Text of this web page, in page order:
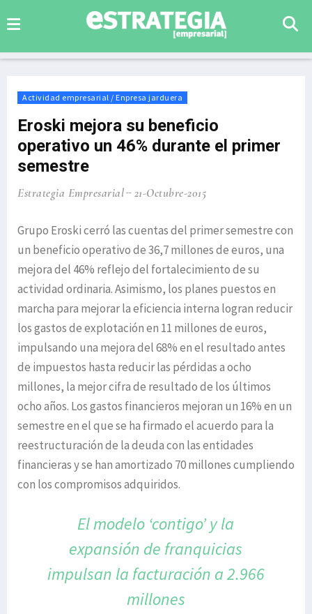
Actividad empresarial / Enpresa jarduera
Eroski mejora su beneficio
operativo un 46% durante el primer
semestre
Estrategia Empresarial 21-Octubre-2015
Grupo Eroski cerró las cuentas del primer semestre con
un beneficio operativo de 36,7 millones de euros, una
mejora del 46% reflejo del fortalecimiento de su
actividad ordinaria. Asimismo, los planes puestos en
marcha para mejorar la eficiencia interna logran reducir
los gastos de explotación en 11 millones de euros,
impulsando una mejora del 68% en el resultado antes
de impuestos hasta reducir las pérdidas a ocho
millones, la mejor cifra de resultado de los últimos
ocho años. Los gastos financieros mejoran un 16% en un
semestre en el que se ha firmado el acuerdo para la
reestructuración de la deuda con las entidades
financieras y se han amortizado 70 millones cumpliendo
con los compromisos adquiridos.
El modelo ‘contigo’ y la
expansión de franquicias
impulsan la facturación a 2.966
millones